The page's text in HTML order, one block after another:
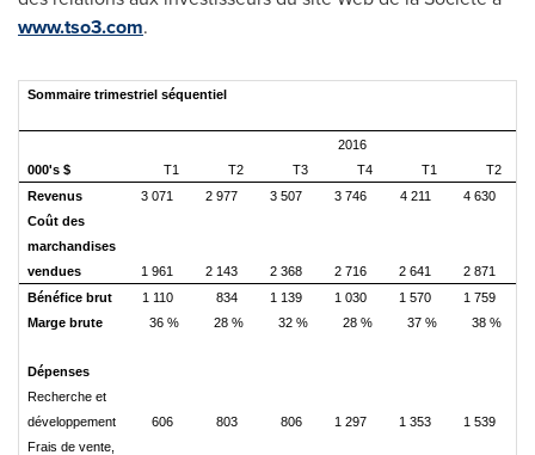
www.tso3.com.
Sommaire trimestriel séquentiel
000's $
2016
T1
T2 T3 T4 T1
T2
Revenus
3 071 2 977 3 507 3 746 4 211 4 630
Coût des
marchandises
vendues
1 961 2 143 2 368 2 716 2 641 2 871
Bénéfice brut
1 110 834 1 139 1 030 1 570 1 759
Marge brute
36 % 28 % 32 % 28 % 37 % 38 %
Dépenses
Recherche et
développement
606 803 806 1 297 1 353 1 539
Frais de vente,